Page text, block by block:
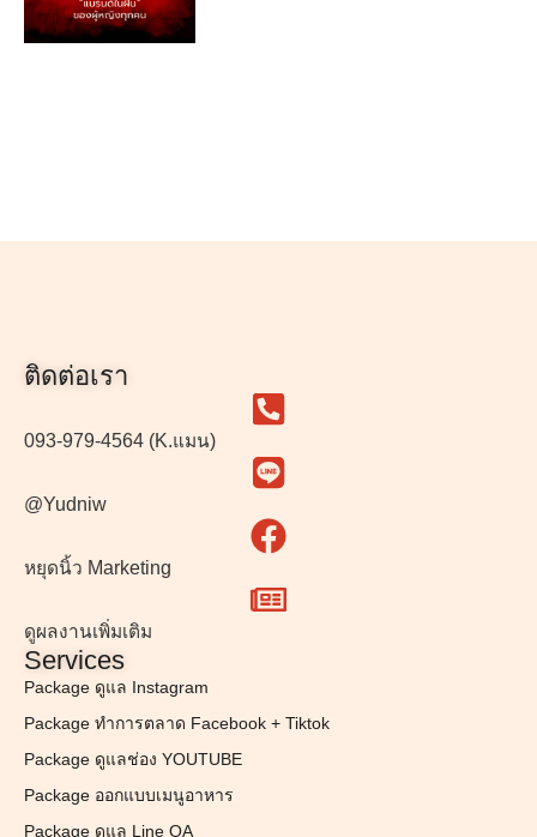
ติดต่อเรา
093-979-4564 (K.แมน)
@Yudniw
หยุดนิ้ว Marketing
ดูผลงานเพิ่มเติม
Services
Package ดูแล Instagram
Package ทำการตลาด Facebook + Tiktok
Package ดูแลช่อง YOUTUBE
Package ออกแบบเมนูอาหาร
Package ดูแล Line OA